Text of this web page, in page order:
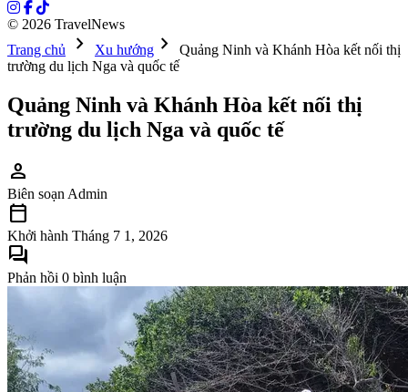
© 2026 TravelNews
Trang chủ
chevron_right Xu hướng chevron_right
Quảng Ninh và Khánh Hòa kết nối thị
trường du lịch Nga và quốc tế
Quảng Ninh và Khánh Hòa kết nối thị
trường du lịch Nga và quốc tế
person
Biên soạn Admin
calendar_today
Khởi hành Tháng 7 1, 2026
forum
Phản hồi 0 bình luận